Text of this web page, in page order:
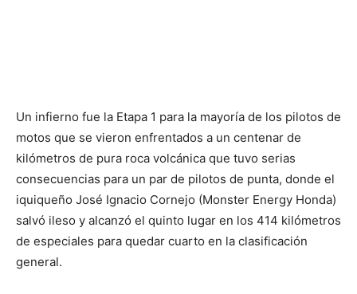
Un infierno fue la Etapa 1 para la mayoría de los pilotos de
motos que se vieron enfrentados a un centenar de
kilómetros de pura roca volcánica que tuvo serias
consecuencias para un par de pilotos de punta, donde el
iquiqueño José Ignacio Cornejo (Monster Energy Honda)
salvó ileso y alcanzó el quinto lugar en los 414 kilómetros
de especiales para quedar cuarto en la clasificación
general.